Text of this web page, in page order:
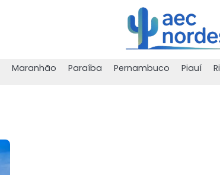
Maranhão Paraíba Pernambuco Piauí